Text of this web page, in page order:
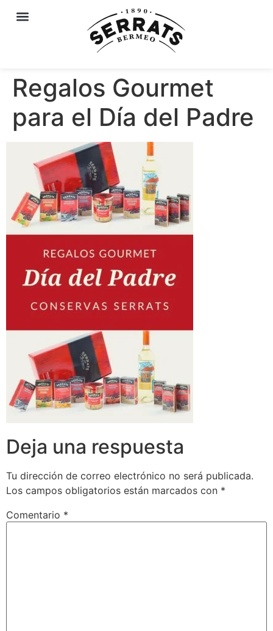
Regalos Gourmet
para el Día del Padre
Deja una respuesta
Tu dirección de correo electrónico no será publicada.
Los campos obligatorios están marcados con *
Comentario *